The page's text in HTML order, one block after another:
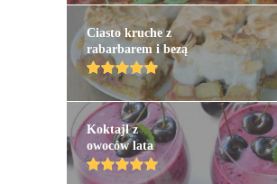
Ciasto kruche z
rabarbarem i bezą
Koktajl z
owoców lata